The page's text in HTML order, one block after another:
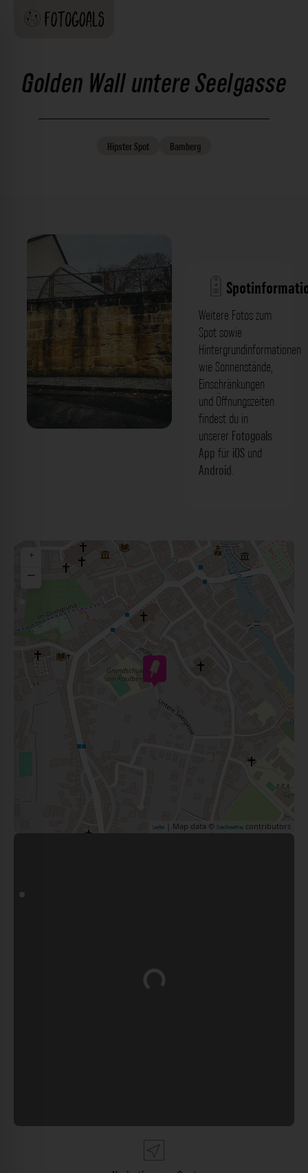
Golden Wall untere Seelgasse
HipsterSpot Bamberg
Weitere Fotos zum
Spot sowie
Hintergrundinformationen
wie Sonnenstände,
Einschränkungen
und Öffnungszeiten
findest du in
unserer Fotogoals
App für iOS und
Android.
+
−
Leaflet | Map data © OpenStreetMap contributors
Wird geladen …